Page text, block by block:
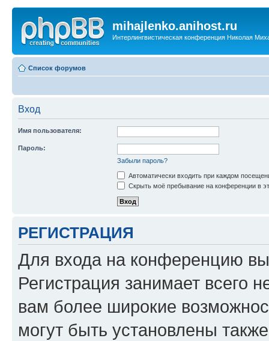
mihajlenko.anihost.ru
Интерлингвистическая конференция Николая
Список форумов
Вход
Имя пользователя:
Пароль:
Забыли пароль?
Автоматически входить при каждом
Скрыть моё пребывание на конференции в
РЕГИСТРАЦИЯ
Для входа на конференцию
Регистрация занимает всего
вам более широкие
могут быть установлены